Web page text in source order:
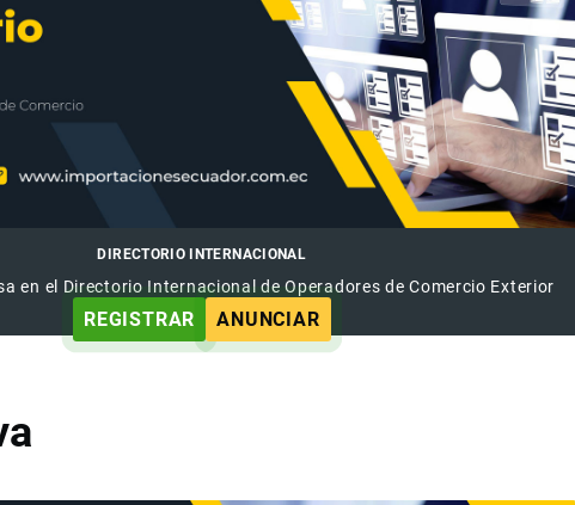
DIRECTORIO INTERNACIONAL
en el Directorio Internacional de Operadores de Comercio Exterior
REGISTRAR ANUNCIAR